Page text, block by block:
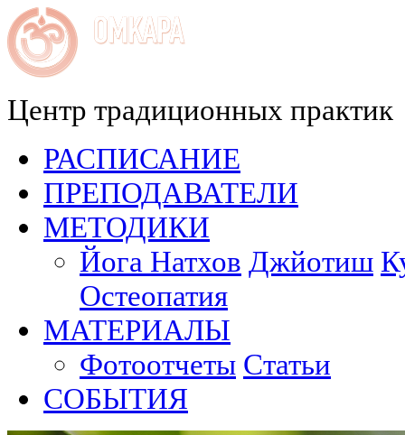
Центр традиционных практик
РАСПИСАНИЕ
ПРЕПОДАВАТЕЛИ
МЕТОДИКИ
Йога Натхов Джйотиш
Остеопатия
МАТЕРИАЛЫ
Фотоотчеты Статьи
СОБЫТИЯ